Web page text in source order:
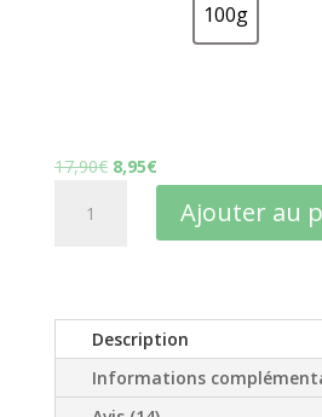
100g
100g
17,90€ Le
8,95€Le
prix
actuel
est :
Digestion
Parfaite
Ajouter au
Description
Informations